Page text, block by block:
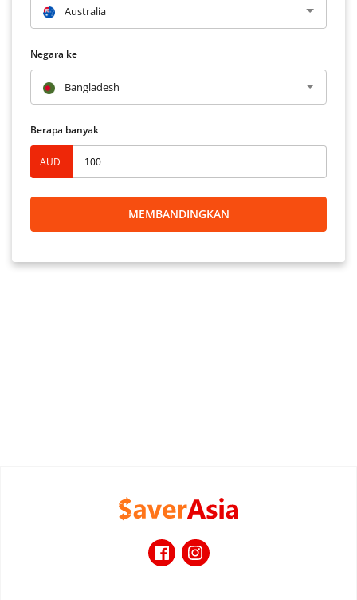
Australia
Negara ke
Bangladesh
Berapa banyak
AUD
MEMBANDINGKAN